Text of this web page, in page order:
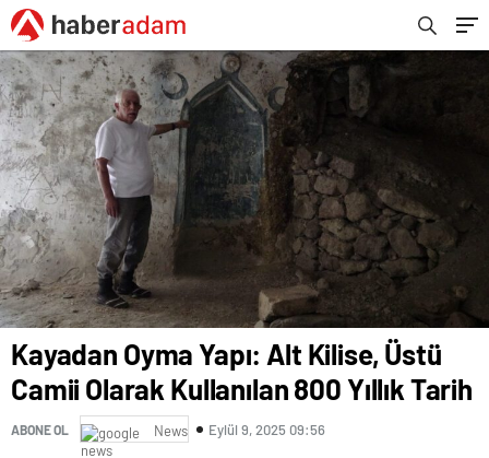
Kayadan Oyma Yapı: Alt Kilise, Üstü
Camii Olarak Kullanılan 800 Yıllık Tarih
ABONE OL News Eylül 9, 2025 09:56